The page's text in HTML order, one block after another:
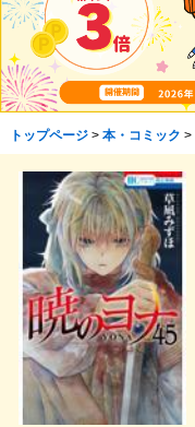
トップページ> 本・コミック >